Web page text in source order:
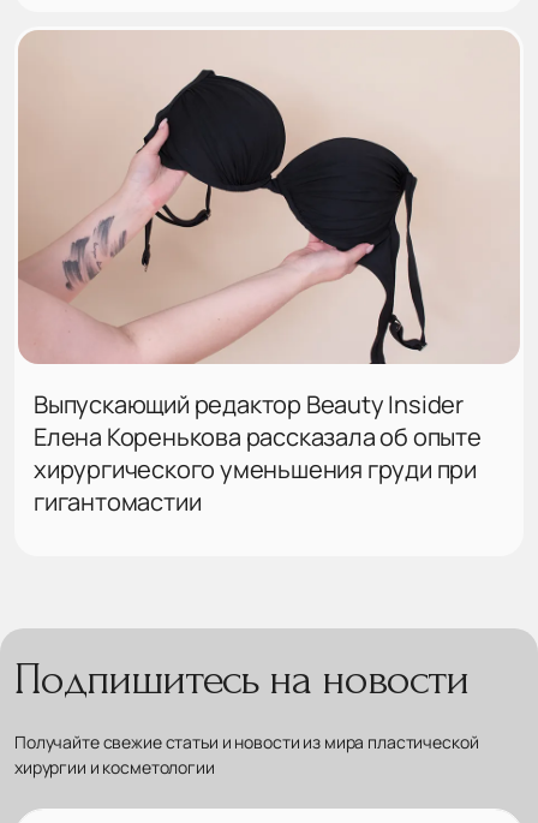
Выпускающий редактор Beauty Insider
Елена Коренькова рассказала об опыте
хирургического уменьшения груди при
гигантомастии
Подпишитесь на новости
Получайте свежие статьи и новости из мира пластической
хирургии и косметологии